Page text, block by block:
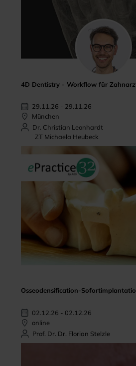
4D Dentistry - Workflow für
29.11.26 - 29.11.26
München
Dr. Christian Leonhardt
ZT Michaela Heubeck
Osseodensification-
02.12.26 - 02.12.26
online
Prof. Dr. Dr. Florian Stelzle